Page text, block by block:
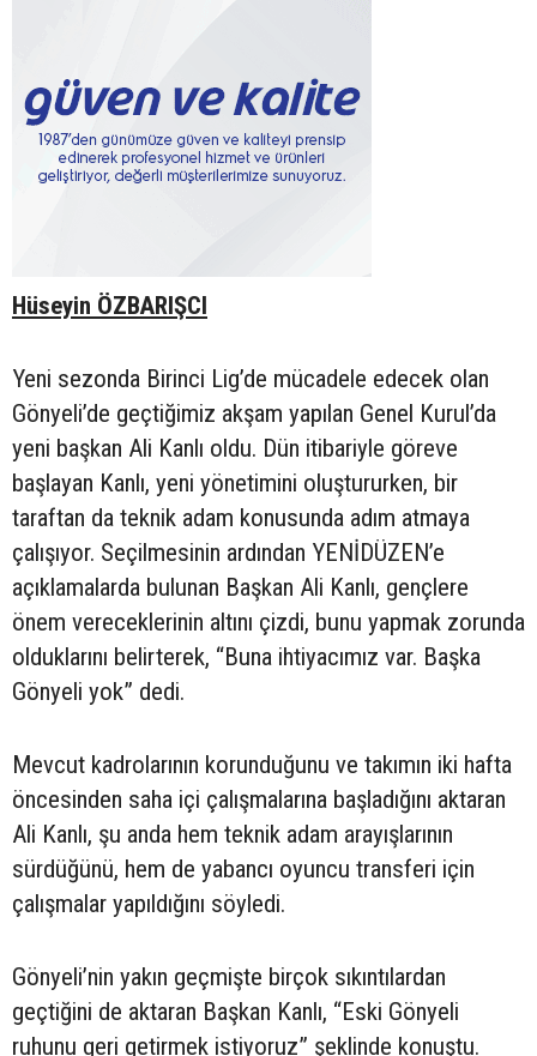
Hüseyin ÖZBARIŞCI
Yeni sezonda Birinci Lig’de mücadele edecek olan
Gönyeli’de geçtiğimiz akşam yapılan Genel Kurul’da
yeni başkan Ali Kanlı oldu. Dün itibariyle göreve
başlayan Kanlı, yeni yönetimini oluştururken, bir
taraftan da teknik adam konusunda adım atmaya
çalışıyor. Seçilmesinin ardından YENİDÜZEN’e
açıklamalarda bulunan Başkan Ali Kanlı, gençlere
önem vereceklerinin altını çizdi, bunu yapmak zorunda
olduklarını belirterek, “Buna ihtiyacımız var. Başka
Gönyeli yok” dedi.
Mevcut kadrolarının korunduğunu ve takımın iki hafta
öncesinden saha içi çalışmalarına başladığını aktaran
Ali Kanlı, şu anda hem teknik adam arayışlarının
sürdüğünü, hem de yabancı oyuncu transferi için
çalışmalar yapıldığını söyledi.
Gönyeli’nin yakın geçmişte birçok sıkıntılardan
geçtiğini de aktaran Başkan Kanlı, “Eski Gönyeli
ruhunu geri getirmek istiyoruz” şeklinde konuştu.